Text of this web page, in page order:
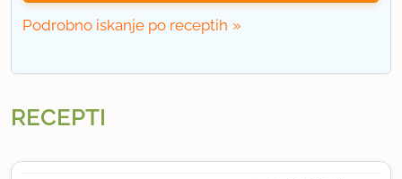
Podrobno iskanje po receptih
RECEPTI